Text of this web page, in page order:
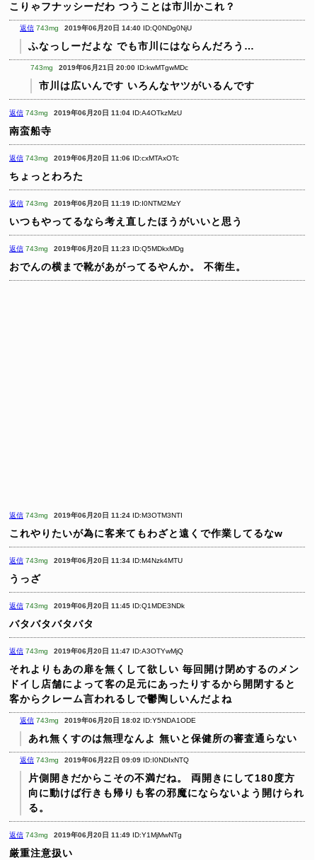
こりゃフナッシーだわ つうことは市川かこれ？
返信 743mg 2019年06月20日 14:40 ID:Q0NDg0NjU
ふなっしーだよな でも市川にはならんだろう…
743mg 2019年06月21日 20:00 ID:kwMTgwMDc
市川は広いんです いろんなヤツがいるんです
返信 743mg 2019年06月20日 11:04 ID:A4OTkzMzU
南蛮船寺
返信 743mg 2019年06月20日 11:06 ID:cxMTAxOTc
ちょっとわろた
返信 743mg 2019年06月20日 11:19 ID:I0NTM2MzY
いつもやってるなら考え直したほうがいいと思う
返信 743mg 2019年06月20日 11:23 ID:Q5MDkxMDg
おでんの横まで靴があがってるやんか。 不衛生。
返信 743mg 2019年06月20日 11:24 ID:M3OTM3NTI
これやりたいが為に客来てもわざと遠くで作業してるなw
返信 743mg 2019年06月20日 11:34 ID:M4Nzk4MTU
うっざ
返信 743mg 2019年06月20日 11:45 ID:Q1MDE3NDk
バタバタバタバタ
返信 743mg 2019年06月20日 11:47 ID:A3OTYwMjQ
それよりもあの扉を無くして欲しい 毎回開け閉めするのメン
ドイし店舗によって客の足元にあったりするから開閉すると
客からクレーム言われるしで鬱陶しいんだよね
返信 743mg 2019年06月20日 18:02 ID:Y5NDA1ODE
あれ無くすのは無理なんよ 無いと保健所の審査通らない
返信 743mg 2019年06月22日 09:09 ID:I0NDIxNTQ
片側開きだからこその不満だね。
両開きにして180度方
向に動けば行きも帰りも客の邪魔にならないよう開けられ
る。
返信 743mg 2019年06月20日 11:49 ID:Y1MjMwNTg
厳重注意扱い